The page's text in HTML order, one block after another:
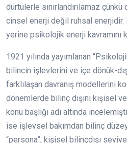
dürtülerle sınırlandırılamaz
cinsel enerji değil ruhsal enerjidir.
yerine psikolojik enerji kavramını
1921 yılında yayımlanan
bilincin işlevlerini ve içe dönük-
farklılaşan davranış modellerini
dönemlerde bilinç dışını kişisel
konu başlığı adı altında
ise işlevsel bakımdan bilinç
“persona”, kişisel bilinçdışı